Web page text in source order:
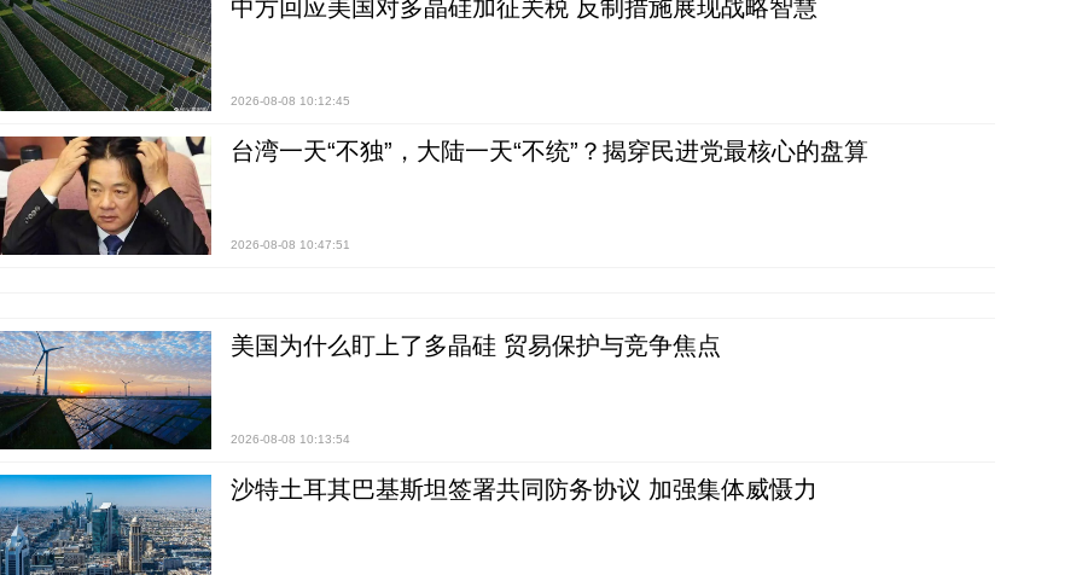
中方回应美国对多晶硅加征关税 反制措施展现战略智慧
2026-08-08 10:12:45
台湾一天“不独”，大陆一天“不统”？揭穿民进党最核心的盘算
2026-08-08 10:47:51
美国为什么盯上了多晶硅 贸易保护与竞争焦点
2026-08-08 10:13:54
沙特土耳其巴基斯坦签署共同防务协议 加强集体威慑力